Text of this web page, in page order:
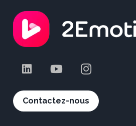
Contactez-nous